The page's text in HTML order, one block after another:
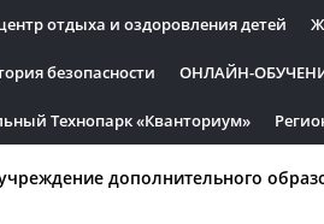
отдыха и оздоровления детей
безопасности ОНЛАЙН-
Технопарк «Кванториум»
дополнительного